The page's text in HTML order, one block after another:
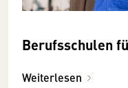
Berufsschulen
Weiterlesen